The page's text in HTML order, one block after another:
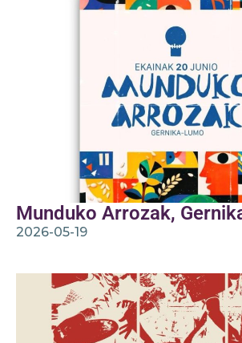
Munduko Arrozak,
2026-05-19